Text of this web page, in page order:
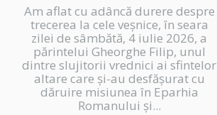
Am aflat cu adâncă durere despre
trecerea la cele veșnice, în seara
zilei de sâmbătă, 4 iulie 2026, a
părintelui Gheorghe Filip, unul
dintre slujitorii vrednici ai sfintelor
altare care și-au desfășurat cu
dăruire misiunea în Eparhia
Romanului și...